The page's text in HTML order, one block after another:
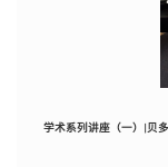
学术系列讲座（一）|贝